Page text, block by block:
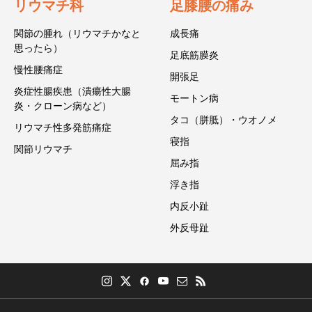
リウマチ科
関節の腫れ（リウマチかなと
思ったら）
慢性腰痛症
炎症性腸疾患（潰瘍性大腸
炎・クローン病など）
リウマチ性多発筋痛症
関節リウマチ
足膝腰の痛み
成長痛
足底筋膜炎
開張足
モートン病
タコ（胼胝）・ウオノメ
寝指
屈み指
浮き指
内反小趾
外反母趾